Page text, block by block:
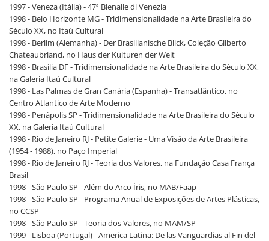
1997 - Veneza (Itália) - 47ª Bienalle di Venezia
1998 - Belo Horizonte MG - Tridimensionalidade na Arte Brasileira do
Século XX, no Itaú Cultural
1998 - Berlim (Alemanha) - Der Brasilianische Blick, Coleção Gilberto
Chateaubriand, no Haus der Kulturen der Welt
1998 - Brasília DF - Tridimensionalidade na Arte Brasileira do Século XX,
na Galeria Itaú Cultural
1998 - Las Palmas de Gran Canária (Espanha) - Transatlântico, no
Centro Atlantico de Arte Moderno
1998 - Penápolis SP - Tridimensionalidade na Arte Brasileira do Século
XX, na Galeria Itaú Cultural
1998 - Rio de Janeiro RJ - Petite Galerie - Uma Visão da Arte Brasileira
(1954 - 1988), no Paço Imperial
1998 - Rio de Janeiro RJ - Teoria dos Valores, na Fundação Casa França
Brasil
1998 - São Paulo SP - Além do Arco Íris, no MAB/Faap
1998 - São Paulo SP - Programa Anual de Exposições de Artes Plásticas,
no CCSP
1998 - São Paulo SP - Teoria dos Valores, no MAM/SP
1999 - Lisboa (Portugal) - America Latina: De las Vanguardias al Fin del